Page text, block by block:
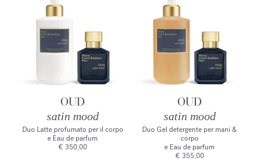
OUD
satin mood
Duo Latte profumato per il corpo
e Eau de parfum
€ 350,00
OUD
satin mood
Duo Gel detergente per mani &
corpo
e Eau de parfum
€ 355,00